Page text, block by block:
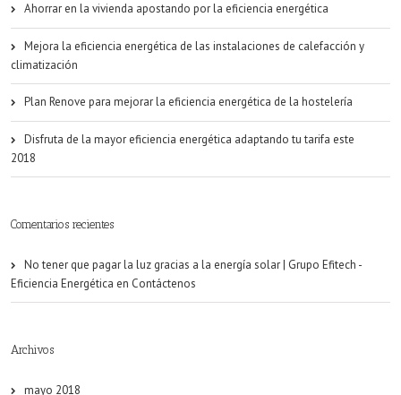
energía
solar
Ahorrar en la vivienda apostando por la eficiencia energética
Mejora la eficiencia energética de las instalaciones de calefacción y
climatización
Plan Renove para mejorar la eficiencia energética de la hostelería
Disfruta de la mayor eficiencia energética adaptando tu tarifa este
2018
Comentarios recientes
No tener que pagar la luz gracias a la energía solar | Grupo Efitech -
Eficiencia Energética en Contáctenos
Archivos
mayo 2018